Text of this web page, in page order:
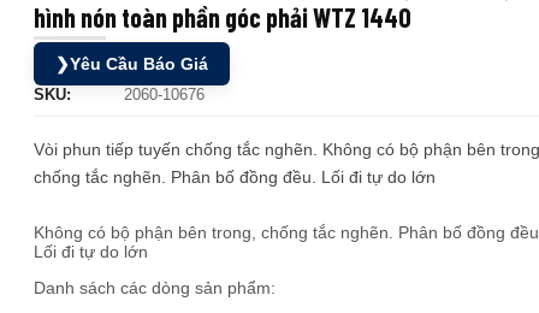
hình nón toàn phần góc phải WTZ 1440
❯Yêu Cầu Báo Giá
SKU: 2060-10676
Vòi phun tiếp tuyến chống tắc nghẽn. Không có bộ phận bên
chống tắc nghẽn. Phân bố đồng đều. Lối đi tự do lớn
Không có bộ phận bên trong, chống tắc nghẽn. Phân bố đồng
Lối đi tự do lớn
Danh sách các dòng sản phẩm: